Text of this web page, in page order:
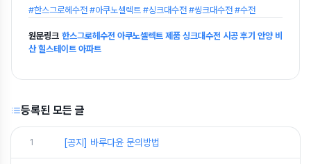
#한스그로헤수전 #아쿠노셀렉트 #싱크대수전 #씽크대수전 #수전
원문링크 한스그로헤수전 아쿠노셀렉트 제품 싱크대수전 시공 후기 안양 비
산 힐스테이트 아파트
등록된 모든 글
1 [공지] 바루다윤 문의방법